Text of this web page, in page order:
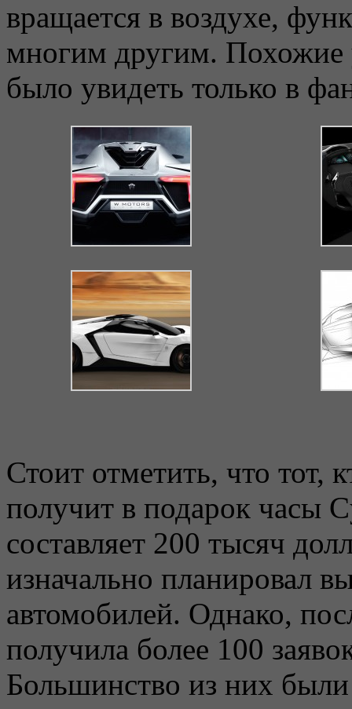
вращается в воздухе,
многим другим. Похожие
было увидеть только в
Стоит отметить, что тот,
получит в подарок часы
составляет 200 тысяч
изначально планировал
автомобилей. Однако,
получила более 100
Большинство из них